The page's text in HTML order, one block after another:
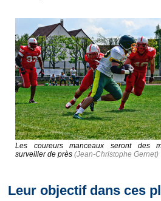
Les coureurs manceaux seront des
surveiller de près (Jean-Christophe Gernet)
Leur objectif dans ces